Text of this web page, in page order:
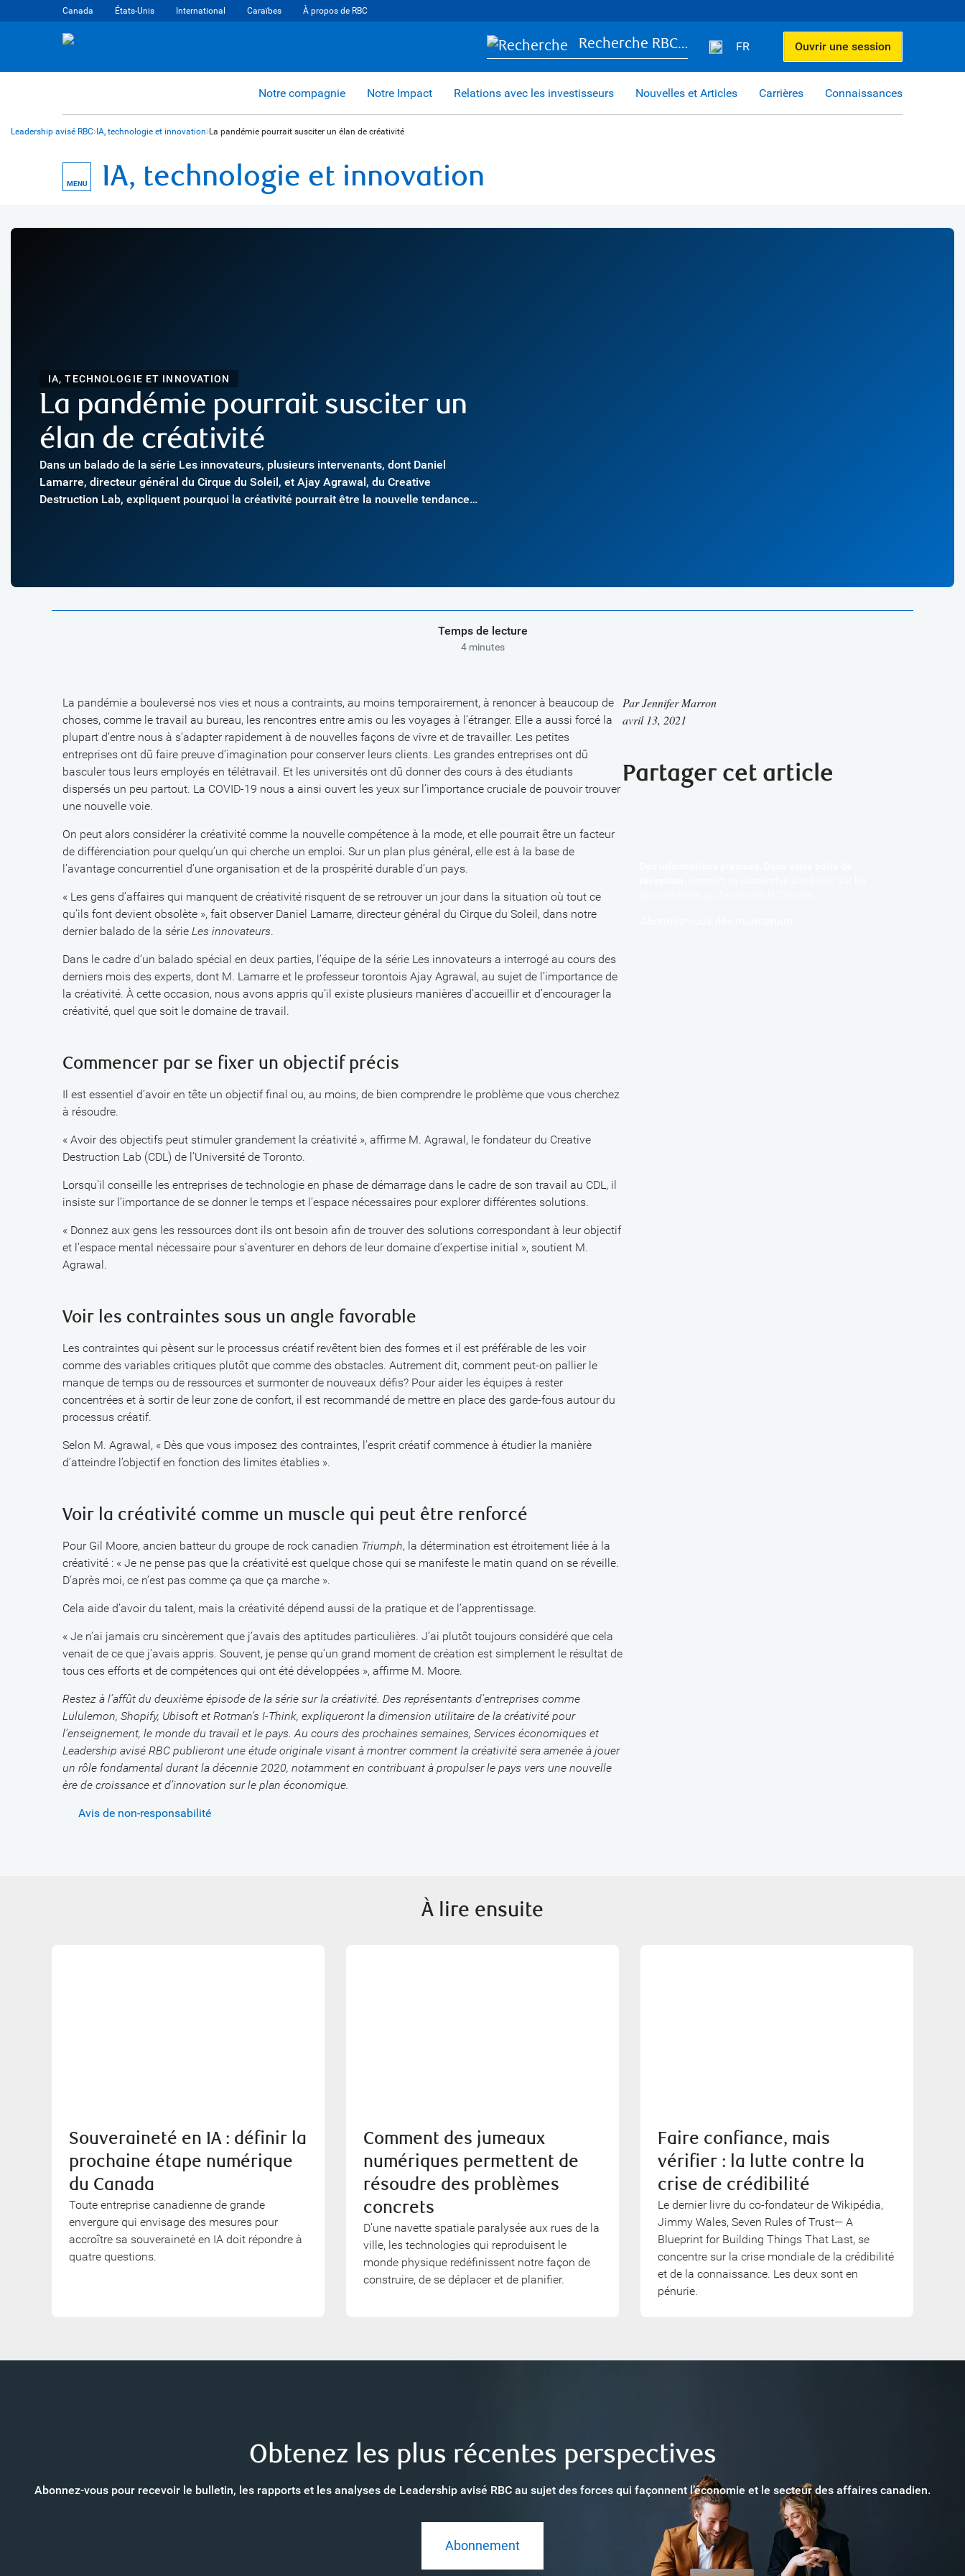
Canada États-Unis International Caraïbes À propos de RBC
Recherche RBC… FR Ouvrir une session
Notre compagnie Notre Impact Relations avec les investisseurs Nouvelles et Articles Carrières Connaissances
Leadership avisé RBC IA, technologie et innovation La pandémie pourrait susciter un élan de créativité
MENU IA, technologie et innovation
IA, TECHNOLOGIE ET INNOVATION
La pandémie pourrait susciter un
élan de créativité
Dans un balado de la série Les innovateurs, plusieurs intervenants, dont Daniel
Lamarre, directeur général du Cirque du Soleil, et Ajay Agrawal, du Creative
Destruction Lab, expliquent pourquoi la créativité pourrait être la nouvelle tendance
Temps de lecture
4 minutes
La pandémie a bouleversé nos vies et nous a contraints, au moins temporairement, à renoncer à beaucoup de
choses, comme le travail au bureau, les rencontres entre amis ou les voyages à l’étranger. Elle a aussi forcé la
plupart d’entre nous à s’adapter rapidement à de nouvelles façons de vivre et de travailler. Les petites
entreprises ont dû faire preuve d’imagination pour conserver leurs clients. Les grandes entreprises ont dû
basculer tous leurs employés en télétravail. Et les universités ont dû donner des cours à des étudiants
dispersés un peu partout. La COVID-19 nous a ainsi ouvert les yeux sur l’importance cruciale de pouvoir trouver
une nouvelle voie.
On peut alors considérer la créativité comme la nouvelle compétence à la mode, et elle pourrait être un facteur
de différenciation pour quelqu’un qui cherche un emploi. Sur un plan plus général, elle est à la base de
l’avantage concurrentiel d’une organisation et de la prospérité durable d’un pays.
« Les gens d’affaires qui manquent de créativité risquent de se retrouver un jour dans la situation où tout ce
qu’ils font devient obsolète », fait observer Daniel Lamarre, directeur général du Cirque du Soleil, dans notre
dernier balado de la série Les innovateurs.
Dans le cadre d’un balado spécial en deux parties, l’équipe de la série Les innovateurs a interrogé au cours des
derniers mois des experts, dont M. Lamarre et le professeur torontois Ajay Agrawal, au sujet de l’importance de
la créativité. À cette occasion, nous avons appris qu’il existe plusieurs manières d’accueillir et d’encourager la
créativité, quel que soit le domaine de travail.
Commencer par se fixer un objectif précis
Il est essentiel d’avoir en tête un objectif final ou, au moins, de bien comprendre le problème que vous cherchez
à résoudre.
« Avoir des objectifs peut stimuler grandement la créativité », affirme M. Agrawal, le fondateur du Creative
Destruction Lab (CDL) de l’Université de Toronto.
Lorsqu’il conseille les entreprises de technologie en phase de démarrage dans le cadre de son travail au CDL, il
insiste sur l’importance de se donner le temps et l’espace nécessaires pour explorer différentes solutions.
« Donnez aux gens les ressources dont ils ont besoin afin de trouver des solutions correspondant à leur objectif
et l’espace mental nécessaire pour s’aventurer en dehors de leur domaine d’expertise initial », soutient M.
Agrawal.
Voir les contraintes sous un angle favorable
Les contraintes qui pèsent sur le processus créatif revêtent bien des formes et il est préférable de les voir
comme des variables critiques plutôt que comme des obstacles. Autrement dit, comment peut-on pallier le
manque de temps ou de ressources et surmonter de nouveaux défis? Pour aider les équipes à rester
concentrées et à sortir de leur zone de confort, il est recommandé de mettre en place des garde-fous autour du
processus créatif.
Selon M. Agrawal, « Dès que vous imposez des contraintes, l’esprit créatif commence à étudier la manière
d’atteindre l’objectif en fonction des limites établies ».
Voir la créativité comme un muscle qui peut être renforcé
Pour Gil Moore, ancien batteur du groupe de rock canadien Triumph, la détermination est étroitement liée à la
créativité : « Je ne pense pas que la créativité est quelque chose qui se manifeste le matin quand on se réveille.
D’après moi, ce n’est pas comme ça que ça marche ».
Cela aide d’avoir du talent, mais la créativité dépend aussi de la pratique et de l’apprentissage.
« Je n’ai jamais cru sincèrement que j’avais des aptitudes particulières. J’ai plutôt toujours considéré que cela
venait de ce que j’avais appris. Souvent, je pense qu’un grand moment de création est simplement le résultat de
tous ces efforts et de compétences qui ont été développées », affirme M. Moore.
Restez à l’affût du deuxième épisode de la série sur la créativité. Des représentants d’entreprises comme
Lululemon, Shopify, Ubisoft et Rotman’s I-Think, expliqueront la dimension utilitaire de la créativité pour
l’enseignement, le monde du travail et le pays. Au cours des prochaines semaines, Services économiques et
Leadership avisé RBC publieront une étude originale visant à montrer comment la créativité sera amenée à jouer
un rôle fondamental durant la décennie 2020, notamment en contribuant à propulser le pays vers une nouvelle
ère de croissance et d’innovation sur le plan économique.
Avis de non-responsabilité
ParJennifer Marron
avril 13, 2021
Partager cet article
À lire ensuite
Souveraineté en IA : définir la
prochaine étape numérique
du Canada
Toute entreprise canadienne de grande
envergure qui envisage des mesures pour
accroître sa souveraineté en IA doit répondre à
quatre questions.
Comment des jumeaux
numériques permettent de
résoudre des problèmes
concrets
D’une navette spatiale paralysée aux rues de la
ville, les technologies qui reproduisent le
monde physique redéfinissent notre façon de
construire, de se déplacer et de planifier.
Faire confiance, mais
vérifier : la lutte contre la
crise de crédibilité
Le dernier livre du co-fondateur de Wikipédia,
Jimmy Wales, Seven Rules of Trust— A
Blueprint for Building Things That Last, se
concentre sur la crise mondiale de la crédibilité
et de la connaissance. Les deux sont en
pénurie.
Obtenez les plus récentes perspectives
Abonnez-vous pour recevoir le bulletin, les rapports et les analyses de Leadership avisé RBC au sujet des forces qui façonnent l’économie et le secteur des affaires canadien.
Abonnement